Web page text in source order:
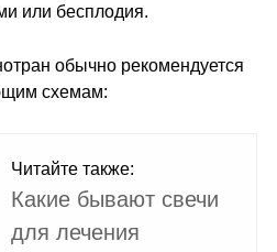
или бесплодия.
обычно рекомендуется
схемам:
Читайте также:
Какие бывают свечи
для лечения